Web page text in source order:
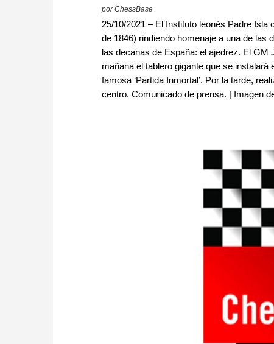
por ChessBase
25/10/2021 – El Instituto leonés Padre
de 1846) rindiendo homenaje a una de las
las decanas de España: el ajedrez. El
mañana el tablero gigante que se
famosa ‘Partida Inmortal’. Por la tarde,
centro. Comunicado de prensa. | Imagen